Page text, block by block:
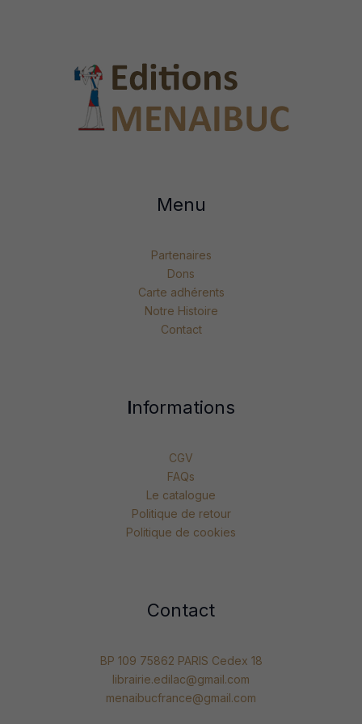
Menu
Partenaires
Dons
Carte adhérents
Notre Histoire
Contact
Informations
CGV
FAQs
Le catalogue
Politique de retour
Politique de cookies
Contact
BP 109 75862 PARIS Cedex 18
librairie.edilac@gmail.com
menaibucfrance@gmail.com